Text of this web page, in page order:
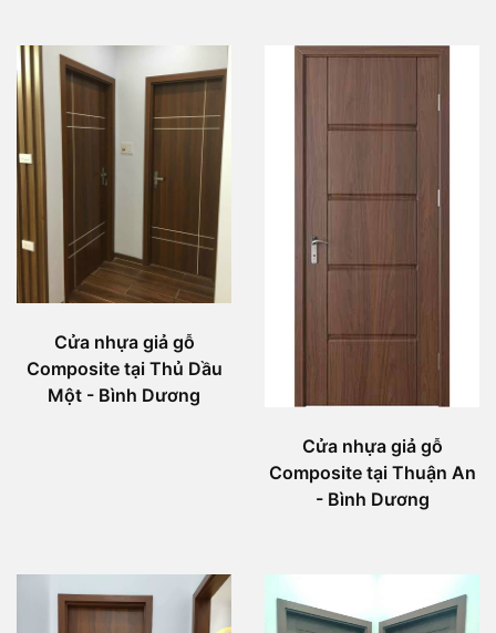
Cửa nhựa giả gỗ
Composite tại Thủ Dầu
Một - Bình Dương
Cửa nhựa giả gỗ
Composite tại Thuận An
- Bình Dương